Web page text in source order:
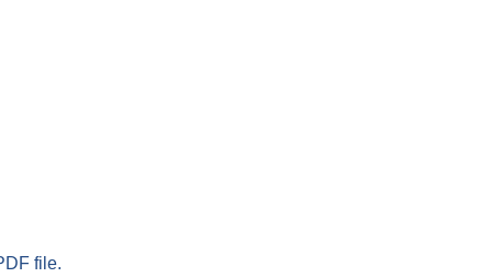
file.